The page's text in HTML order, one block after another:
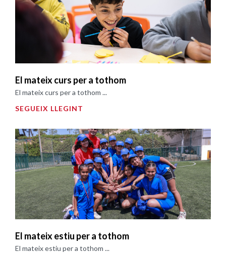
El mateix curs per a tothom
El mateix curs per a tothom ...
SEGUEIX LLEGINT
El mateix estiu per a tothom
El mateix estiu per a tothom ...